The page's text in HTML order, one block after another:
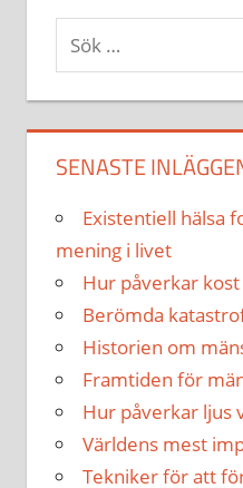
inlägg
Sök
efter:
SENASTE
Existentiell hälsa
mening i livet
Hur påverkar kost
Berömda
Historien om
Framtiden för
Hur påverkar ljus
Världens mest
Tekniker för att